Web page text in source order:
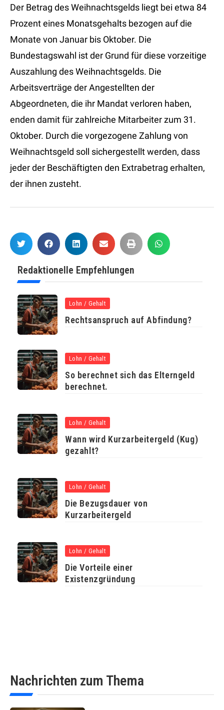
Der Betrag des Weihnachtsgelds liegt bei etwa 84
Prozent eines Monatsgehalts bezogen auf die
Monate von Januar bis Oktober. Die
Bundestagswahl ist der Grund für diese vorzeitige
Auszahlung des Weihnachtsgelds. Die
Arbeitsverträge der Angestellten der
Abgeordneten, die ihr Mandat verloren haben,
enden damit für zahlreiche Mitarbeiter zum 31.
Oktober. Durch die vorgezogene Zahlung von
Weihnachtsgeld soll sichergestellt werden, dass
jeder der Beschäftigten den Extrabetrag erhalten,
der ihnen zusteht.
Redaktionelle Empfehlungen
Lohn / Gehalt
Rechtsanspruch auf Abfindung?
Lohn / Gehalt
So berechnet sich das Elterngeld
berechnet.
Lohn / Gehalt
Wann wird Kurzarbeitergeld (Kug)
gezahlt?
Lohn / Gehalt
Die Bezugsdauer von
Kurzarbeitergeld
Lohn / Gehalt
Die Vorteile einer
Existenzgründung
Nachrichten zum Thema